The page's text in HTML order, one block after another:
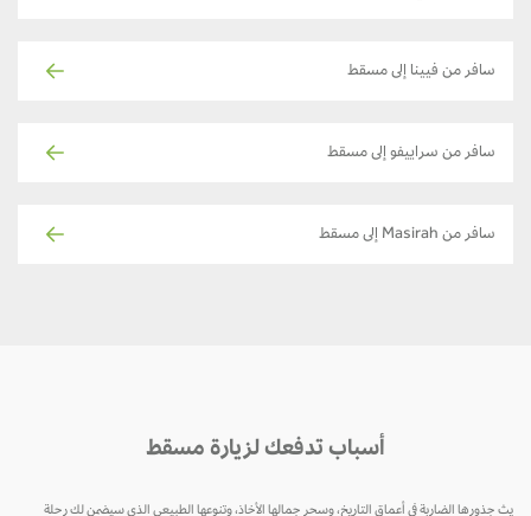
سافر من فيينا إلى مسقط
سافر من سراييفو إلى مسقط
سافر من Masirah إلى مسقط
أسباب تدفعك لزيارة مسقط
يث جذورها الضاربة في أعماق التاريخ، وسحر جمالها الأخاذ، وتنوعها الطبيعي الذي سيضمن لك رحلة